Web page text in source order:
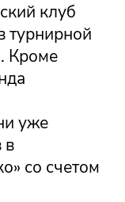
клуб
турнирной
Кроме
уже
в
со счетом